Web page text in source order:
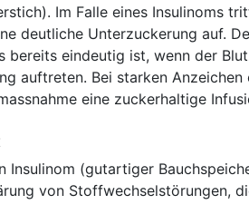
Im Falle eines Insulinoms
deutliche Unterzuckerung auf.
bereits eindeutig ist, wenn der
auftreten. Bei starken Anzeichen
eine zuckerhaltige
(gutartiger
von Stoffwechselstörungen,